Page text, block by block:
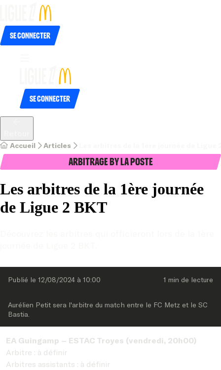
Se connecter
Se connecter
Accueil Articles
Arbitrage by La Poste
Les arbitres de la 1ère journée
de Ligue 2 BKT
Publié le 12/08/2024 à 10:00 1 min de lecture
Aurélien Petit sera l'arbitre du match entre le FC Metz et le SC
Bastia.
EA Guingamp – ESTAC Troyes (vendredi, 20h00)
Arbitre : à définir
Arbitres assistants : à définir